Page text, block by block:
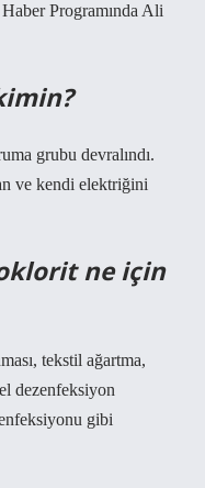
Programında Ali
grubu devralındı.
ve kendi elektriğini
ne için
tekstil ağartma,
dezenfeksiyon
gibi